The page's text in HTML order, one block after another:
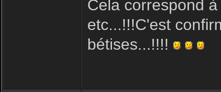
Cela correspond
etc...!!!C'est
bétises...!!!!